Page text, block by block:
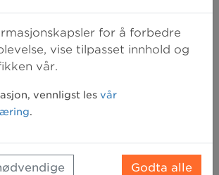
LOGG INN for å forbedre
vise tilpasset innhold og
vår.
vennligst les vår
.
Godta alle